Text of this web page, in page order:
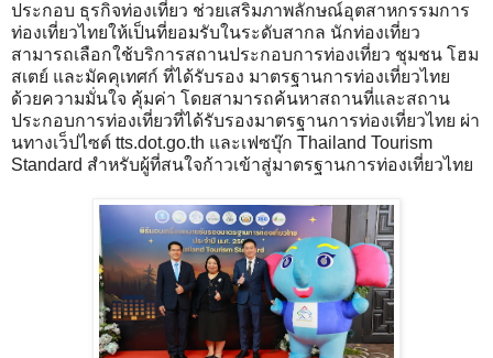
ประกอบ ธุรกิจท่องเที่ยว ช่วยเสริมภาพลักษณ์อุตสาหกรรมการ
ท่องเที่ยวไทยให้เป็นที่ยอมรับในระดับสากล นักท่องเที่ยว
สามารถเลือกใช้บริการสถานประกอบการท่องเที่ยว ชุมชน โฮม
สเตย์ และมัคคุเทศก์ ที่ได้รับรอง มาตรฐานการท่องเที่ยวไทย
ด้วยความมั่นใจ คุ้มค่า โดยสามารถค้นหาสถานที่และสถาน
ประกอบการท่องเที่ยวที่ได้รับรองมาตรฐานการท่องเที่ยวไทย ผ่า
นทางเว็ปไซต์ tts.dot.go.th และเฟซบุ๊ก Thailand Tourism
Standard สำหรับผู้ที่สนใจก้าวเข้าสู่มาตรฐานการท่องเที่ยวไทย